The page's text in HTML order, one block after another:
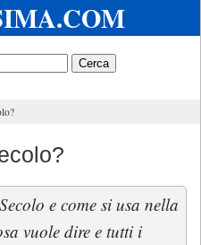
e come si usa nella
vuole dire e tutti i